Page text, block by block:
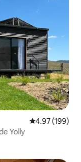
Calificación
4.97 (199)
Yolly